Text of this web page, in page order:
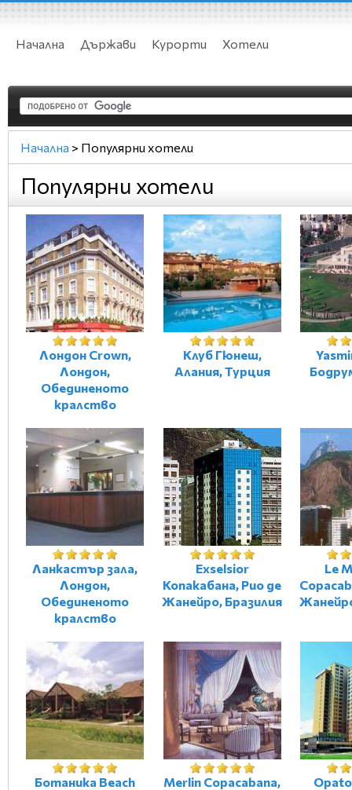
Начална Държави Курорти Хотели
Начална > Популярни хотели
Популярни хотели
Лондон Crown,
Лондон,
Обединеното
кралство
Клуб Гюнеш,
Алания, Турция
Ланкастър зала,
Лондон,
Обединеното
кралство
Exselsior
Копакабана, Рио де
Жанейро, Бразилия
Le
Ботаника Beach
Merlin Copacabana,